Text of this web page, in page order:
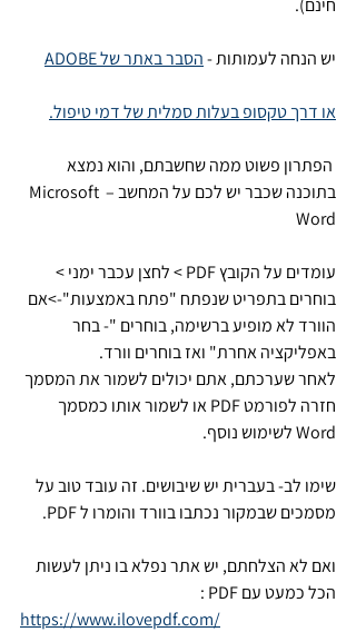
חינם).
יש הנחה לעמותות - הסבר באתר של ADOBE
או דרך טקסופ בעלות סמלית של דמי טיפול.
הפתרון פשוט ממה שחשבתם, והוא נמצא
בתוכנה שכבר יש לכם על המחשב – Microsoft
Word
עומדים על הקובץ PDF > לחצן עכבר ימני >
בוחרים בתפריט שנפתח "פתח באמצעות"->אם
הוורד לא מופיע ברשימה, בוחרים "- בחר
באפליקציה אחרת" ואז בוחרים וורד.
לאחר שערכתם, אתם יכולים לשמור את המסמך
חזרה לפורמט PDF או לשמור אותו כמסמך
Word לשימוש נוסף.
שימו לב- בעברית יש שיבושים. זה עובד טוב על
מסמכים שבמקור נכתבו בוורד והומרו ל PDF.
ואם לא הצלחתם, יש אתר נפלא בו ניתן לעשות
הכל כמעט עם PDF :
https://www.ilovepdf.com/